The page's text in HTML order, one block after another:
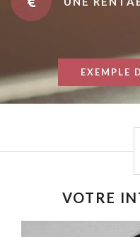
EXEMPLE
VOTRE